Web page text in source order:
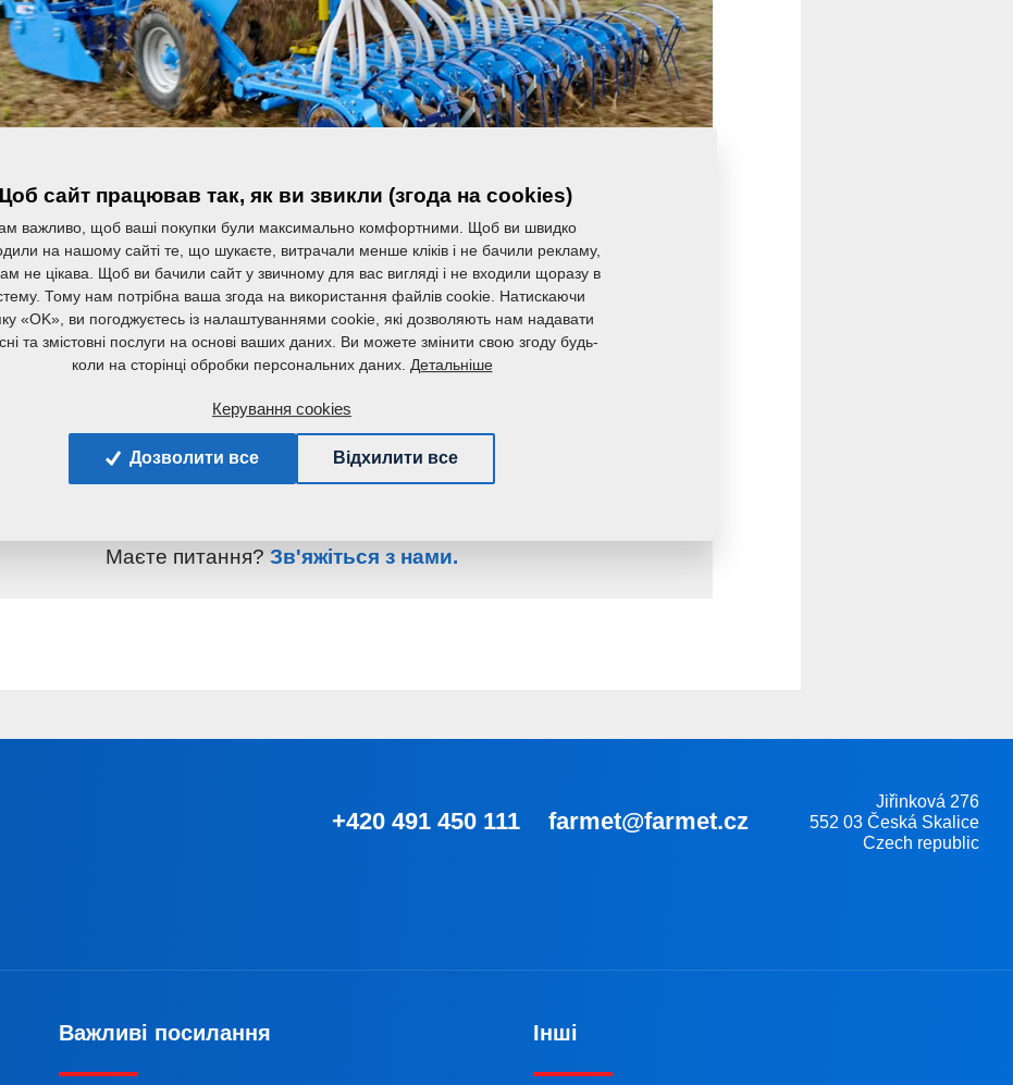
являє собою компактний, спрощений варіант сівалок Falcon,
середніх і дрібних фермері, для висівання рослин після оранки,
і по лущеній стерні з фіксованим оснащенням. Сівалка
для фермерів, які віддають перевагу вузьким колесам
котка, великому об'єму бункеру і міжрядній віддалі посівів 150 мм.
інформацію див. на сторінці продуктуFalcon Compact
Маєте питання? Зв'яжіться з нами.
+420 491 450 111 farmet@farmet.cz
Jiřinková 276
552 03 Česká Skalice
Czech republic
Важливі посилання Інші
сайт працював так, як ви звикли (згода на cookies)
важливо, щоб ваші покупки були максимально комфортними. Щоб ви швидко
на нашому сайті те, що шукаєте, витрачали менше кліків і не бачили рекламу,
не цікава. Щоб ви бачили сайт у звичному для вас вигляді і не входили щоразу в
Тому нам потрібна ваша згода на використання файлів cookie. Натискаючи
«OK», ви погоджуєтесь із налаштуваннями cookie, які дозволяють нам надавати
та змістовні послуги на основі ваших даних. Ви можете змінити свою згоду будь-
коли на сторінці обробки персональних даних. Детальніше
Керування cookies
Дозволити все Відхилити все